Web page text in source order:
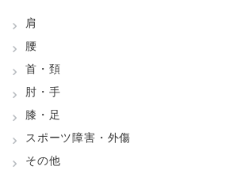
肩
腰
首・頚
肘・手
膝・足
スポーツ障害・外傷
その他